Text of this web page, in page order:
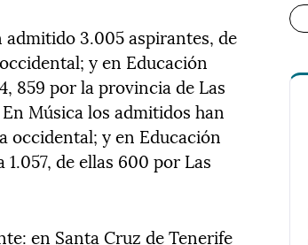
3.005 aspirantes, de
y en Educación
859 por la provincia de Las
Música los admitidos han
occidental; y en Educación
de ellas 600 por Las
en Santa Cruz de Tenerife